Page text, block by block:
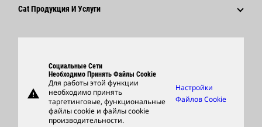
Новейшие Технологии
Cat Продукция И Услуги
Support
Фирменные Товары
Найти Дилера
warning
Социальные Сети
Необходимо Принять Файлы Cookie
Для работы этой функции
необходимо принять
таргетинговые, функциональные
файлы cookie и файлы cookie
производительности.
Настройки
Файлов Cookie